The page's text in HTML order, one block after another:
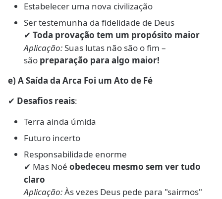
Estabelecer uma nova civilização
Ser testemunha da fidelidade de Deus
✔ Toda provação tem um propósito maior
Aplicação:Suas lutas não são o fim –
são preparação para algo maior!
e) A Saída da Arca Foi um Ato de Fé
✔ Desafios reais:
Terra ainda úmida
Futuro incerto
Responsabilidade enorme
✔ Mas Noé obedeceu mesmo sem ver tudo
claro
Aplicação:Às vezes Deus pede para "sairmos"